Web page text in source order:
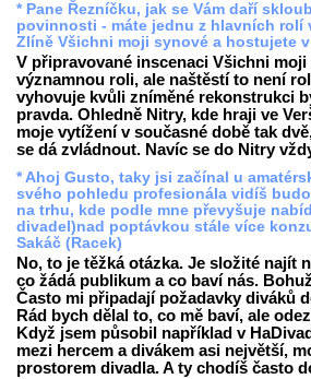
* Pane Řezníčku, jak se Vám daří
povinnosti - máte jednu z hlavních rolí
Zlíně Všichni moji synové a hostujete v
V připravované inscenaci Všichni
významnou roli, ale naštěstí to není
vyhovuje kvůli zníměné rekonstrukci
pravda. Ohledně Nitry, kde hraji ve
moje vytížení v současné době tak
se dá zvládnout. Navíc se do Nitry
* Ahoj Gusto, taky jsi začínal u
svého pohledu profesionála vidíš
na trhu, kde podle mne převyšuje
divadel)nad poptávkou stále více
Sakáč (Racek)
No, to je těžká otázka. Je složité najít
co žádá publikum a co baví nás.
Často mi připadají požadavky diváků
Rád bych dělal to, co mě baví, ale
Když jsem působil například v
mezi hercem a divákem asi největší,
prostorem divadla. A ty chodíš často